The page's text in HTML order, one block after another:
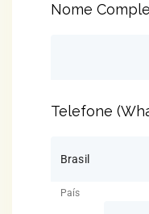
Nome
Telefone
Brasil
País